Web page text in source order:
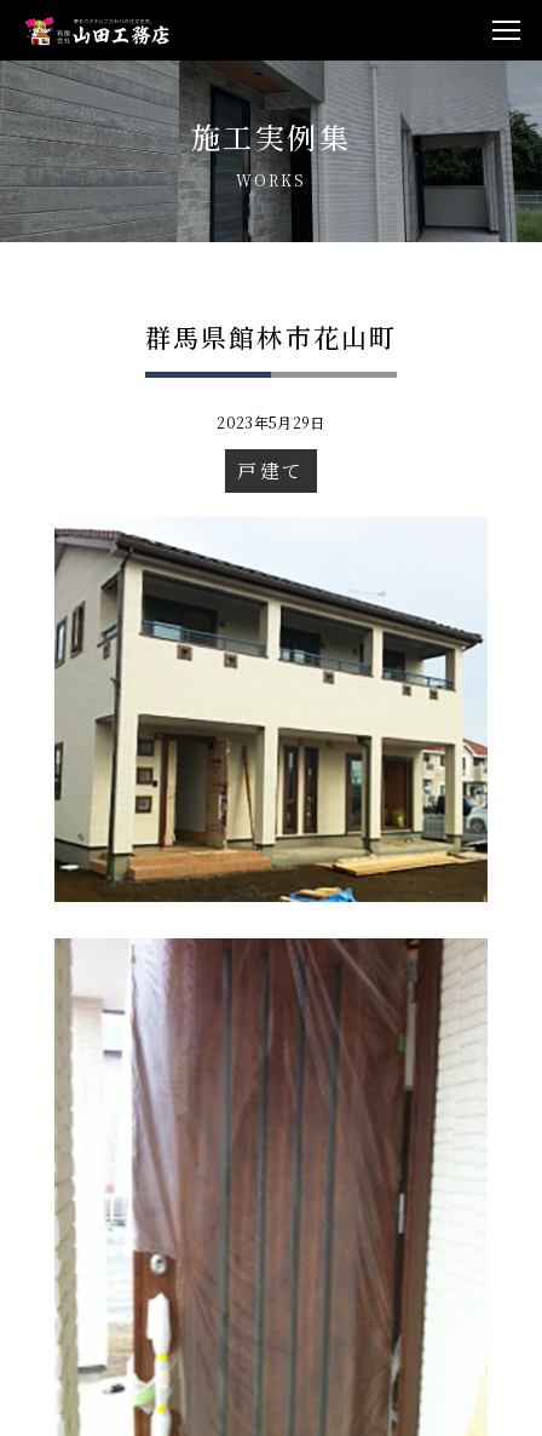
施工実例集
WORKS
群馬県館林市花山町
2023年5月29日
戸建て